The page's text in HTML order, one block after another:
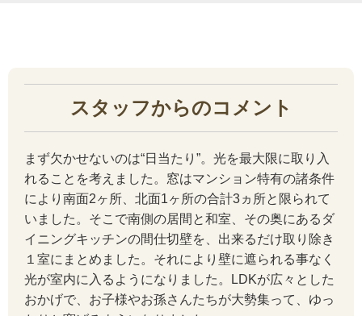
スタッフからのコメント
まず欠かせないのは“日当たり”。光を最大限に取り入
れることを考えました。窓はマンション特有の諸条件
により南面2ヶ所、北面1ヶ所の合計3ヵ所と限られて
いました。そこで南側の居間と和室、その奥にあるダ
イニングキッチンの間仕切壁を、出来るだけ取り除き
１室にまとめました。それにより壁に遮られる事なく
光が室内に入るようになりました。LDKが広々とした
おかげで、お子様やお孫さんたちが大勢集って、ゆっ